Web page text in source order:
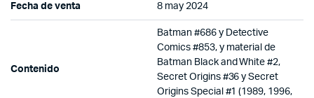
Fecha de venta 8 may 2024
Contenido
Batman #686 y Detective
Comics #853, y material de
Batman Black and White #2,
Secret Origins #36 y Secret
Origins Special #1 (1989, 1996,